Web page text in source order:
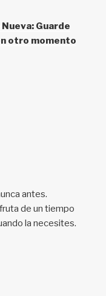
Guarde
otro momento
antes.
de un tiempo
la necesites.